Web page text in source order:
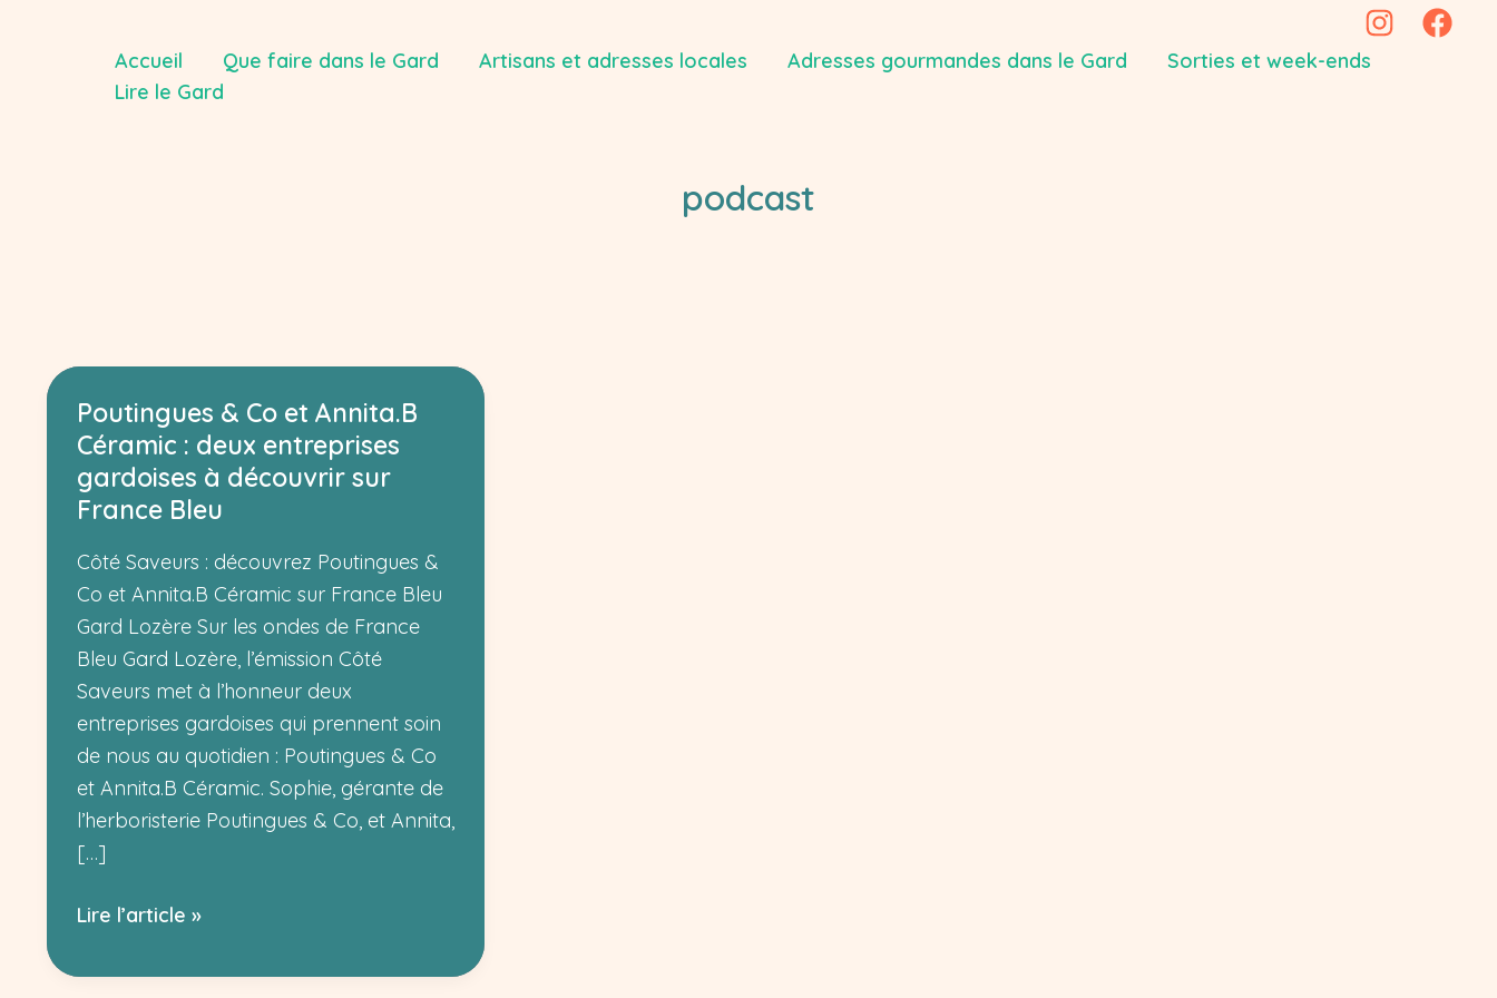
Accueil Que faire dans le Gard Artisans et adresses locales Adresses gourmandes dans le Gard
Sorties et week-ends
Lire le Gard
podcast
Poutingues & Co et Annita.B
Céramic : deux entreprises
gardoises à découvrir sur
France Bleu
Côté Saveurs : découvrez Poutingues &
Co et Annita.B Céramic sur France Bleu
Gard Lozère Sur les ondes de France
Bleu Gard Lozère, l’émission Côté
Saveurs met à l’honneur deux
entreprises gardoises qui prennent soin
de nous au quotidien : Poutingues & Co
et Annita.B Céramic. Sophie, gérante de
l’herboristerie Poutingues & Co, et Annita,
[…]
Poutingues
Co
Lire l’article »